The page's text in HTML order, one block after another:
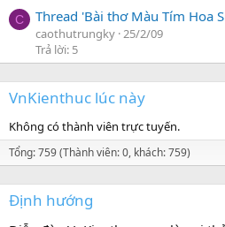
C Thread 'Bài thơ Màu Tím Hoa
caothutrungky 25/2/09
Trả lời: 5
VnKienthuc lúc này
Không có thành viên trực tuyến.
Tổng: 759 (Thành viên: 0, khách: 759)
Định hướng